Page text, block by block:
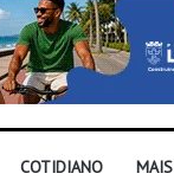
COTIDIANO MAIS